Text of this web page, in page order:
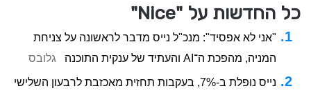
כל החדשות על "Nice"
"אני לא אפסיד": מנכ"ל נייס מדבר לראשונה על צניחת
המניה, מהפכת ה־AI והעתיד של ענקית התוכנה
גלובס
נייס נופלת ב-7%, בעקבות תחזית מאכזבת לרבעון השלישי